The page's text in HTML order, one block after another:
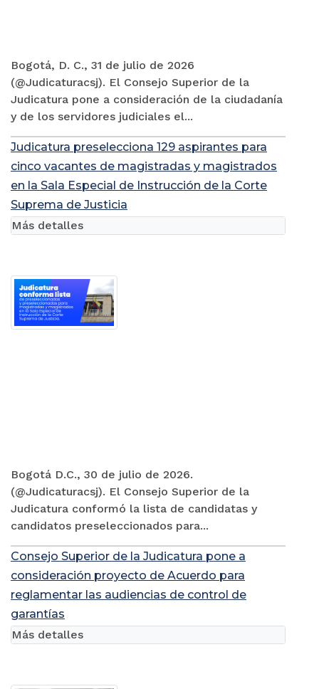
Bogotá, D. C., 31 de julio de 2026
(@Judicaturacsj). El Consejo Superior de la
Judicatura pone a consideración de la ciudadanía
y de los servidores judiciales el...
Judicatura preselecciona 129 aspirantes para
cinco vacantes de magistradas y magistrados
en la Sala Especial de Instrucción de la Corte
Suprema de Justicia
Bogotá D.C., 30 de julio de 2026.
(@Judicaturacsj). El Consejo Superior de la
Judicatura conformó la lista de candidatas y
candidatos preseleccionados para...
Más detalles
Consejo Superior de la Judicatura pone a
consideración proyecto de Acuerdo para
reglamentar las audiencias de control de
garantías
Más detalles